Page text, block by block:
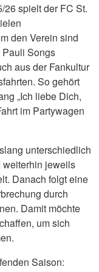
26 spielt der FC St.
den Verein sind
Pauli Songs
aus der Fankultur
So gehört
„Ich liebe Dich,
im Partywagen
unterschiedlich
weiterhin jeweils
Danach folgt eine
durch
Damit möchte
um sich
Saison: